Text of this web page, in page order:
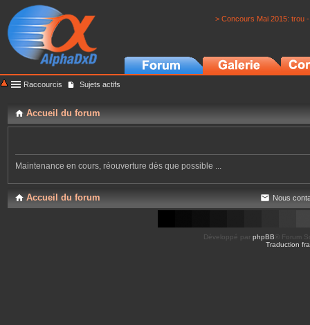
> Concours Mai 2015: trou
Raccourcis Sujets actifs
Accueil du forum
Maintenance en cours, réouverture dès que possible ...
Accueil du forum Nous
Développé par phpBB ® Forum
Traduction